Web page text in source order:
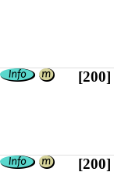
[200]
[200]